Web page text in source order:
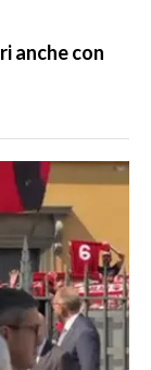
anche con